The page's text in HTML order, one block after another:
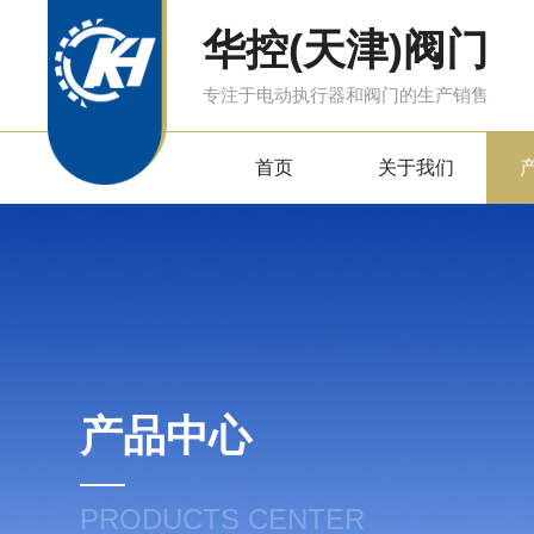
华控(天津)阀门
专注于电动执行器和阀门的生产销售
首页 关于我们
产品中心
PRODUCTS CENTER